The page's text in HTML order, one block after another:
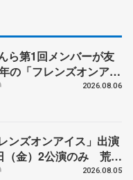
ら第1回メンバーが友
の「フレンズオンアイ
ん、有川梨絵さん、
2026.08.06
ンズオンアイス」出演
金）2公演のみ 荒川
ュース、20周年のアイ
2026.08.05